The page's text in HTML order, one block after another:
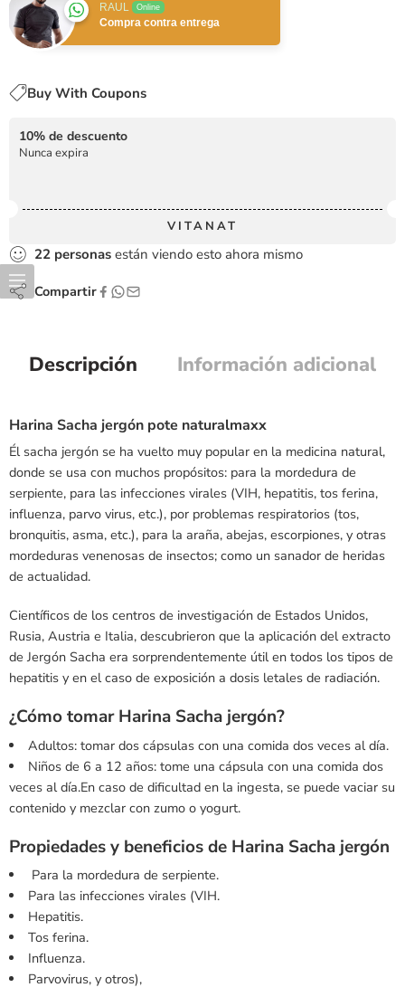
RAUL Online
Compra contra entrega
Buy With Coupons
10% de descuento
Nunca expira
VITANAT
22 personas están viendo esto ahora mismo
Compartir
Descripción Información adicional
Harina Sacha jergón pote naturalmaxx
Él sacha jergón se ha vuelto muy popular en la medicina natural,
donde se usa con muchos propósitos: para la mordedura de
serpiente, para las infecciones virales (VIH, hepatitis, tos ferina,
influenza, parvo virus, etc.), por problemas respiratorios (tos,
bronquitis, asma, etc.), para la araña, abejas, escorpiones, y otras
mordeduras venenosas de insectos; como un sanador de heridas
de actualidad.
Científicos de los centros de investigación de Estados Unidos,
Rusia, Austria e Italia, descubrieron que la aplicación del extracto
de Jergón Sacha era sorprendentemente útil en todos los tipos de
hepatitis y en el caso de exposición a dosis letales de radiación.
¿Cómo tomar Harina Sacha jergón?
Adultos: tomar dos cápsulas con una comida dos veces al día.
Niños de 6 a 12 años: tome una cápsula con una comida dos
veces al día.En caso de dificultad en la ingesta, se puede vaciar su
contenido y mezclar con zumo o yogurt.
Propiedades y beneficios de Harina Sacha jergón
Para la mordedura de serpiente.
Para las infecciones virales (VIH.
Hepatitis.
Tos ferina.
Influenza.
Parvovirus, y otros),